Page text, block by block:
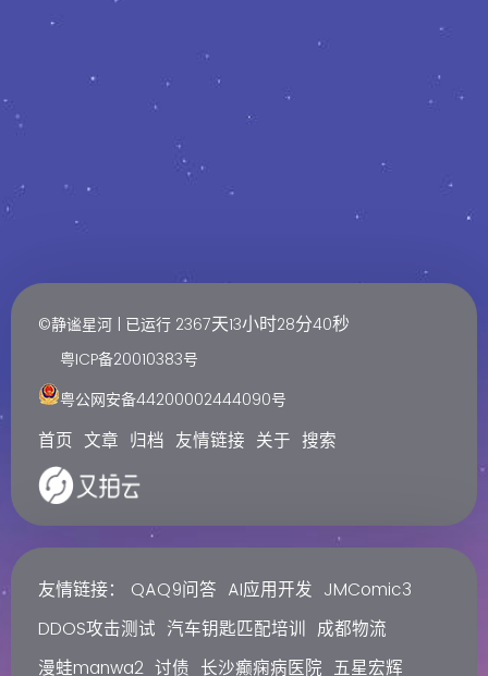
©静谧星河 | 已运行 2367天13小时28分40秒
粤ICP备20010383号
粤公网安备44200002444090号
首页 文章 归档 友情链接 关于 搜索
友情链接： QAQ9问答 AI应用开发 JMComic3
DDOS攻击测试 汽车钥匙匹配培训 成都物流
漫蛙manwa2 讨债 长沙癫痫病医院 五星宏辉